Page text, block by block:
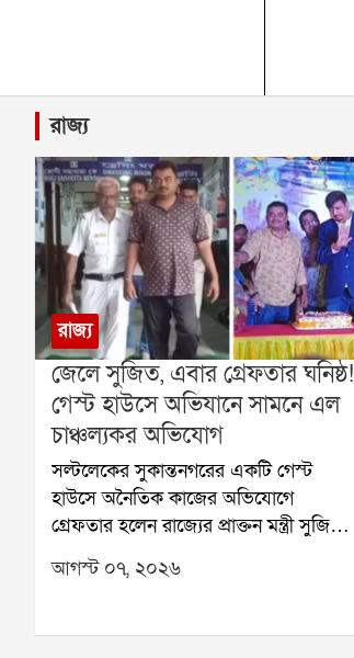
রাজ্য
রাজ্য
জেলে সুজিত, এবার গ্রেফতার ঘনিষ্ঠ!
গেস্ট হাউসে অভিযানে সামনে এল
চাঞ্চল্যকর অভিযোগ
সল্টলেকের সুকান্তনগরের একটি গেস্ট
হাউসে অনৈতিক কাজের অভিযোগে
গ্রেফতার হলেন রাজ্যের প্রাক্তন মন্ত্রী সুজিত
বসুর ঘনিষ্ঠ হিসেবে পরিচিত সায়ন দে। তাঁর
সঙ্গে আরও একজনকে গ্রেফতার করেছে
ধরে দেহ ব্যবসা এবং নাবালিকাদের দিয়ে
আগস্ট ০৭, ২০২৬